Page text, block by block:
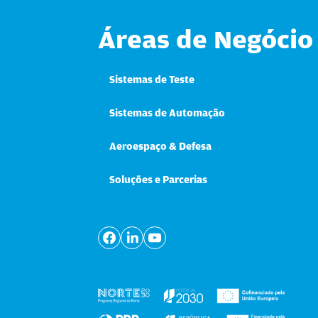
Áreas de Negócio
Sistemas de Teste
Sistemas de Automação
Aeroespaço & Defesa
Soluções e Parcerias